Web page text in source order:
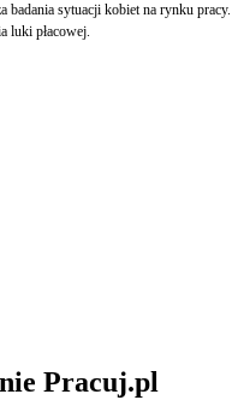
luki płacowej.
Pracuj.pl